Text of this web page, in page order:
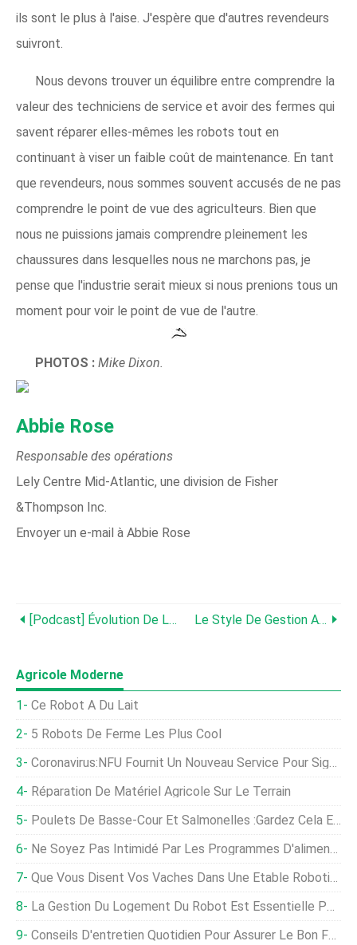
ils sont le plus à l'aise. J'espère que d'autres revendeurs
suivront.
Nous devons trouver un équilibre entre comprendre la
valeur des techniciens de service et avoir des fermes qui
savent réparer elles-mêmes les robots tout en
continuant à viser un faible coût de maintenance. En tant
que revendeurs, nous sommes souvent accusés de ne pas
comprendre le point de vue des agriculteurs. Bien que
nous ne puissions jamais comprendre pleinement les
chaussures dans lesquelles nous ne marchons pas, je
pense que l'industrie serait mieux si nous prenions tous un
moment pour voir le point de vue de l'autre.
PHOTOS : Mike Dixon.
Abbie Rose
Responsable des opérations
Lely Centre Mid-Atlantic, une division de Fisher
&Thompson Inc.
Envoyer un e-mail à Abbie Rose
[Podcast] Évolution De La Traite Robotisée – Stuart Marshall, GEA Le Style De Gestion A Un Impact Sur Les Procédures De Traite Des Salles De Traite Rotatives
Agricole Moderne
Ce Robot A Du Lait
5 Robots De Ferme Les Plus Cool
Coronavirus:NFU Fournit Un Nouveau Service Pour Signaler L'impact Du Coronavirus Sur L'agriculture
Réparation De Matériel Agricole Sur Le Terrain
Poulets De Basse-Cour Et Salmonelles :gardez Cela En Perspective
Ne Soyez Pas Intimidé Par Les Programmes D'alimentation Robotisés
Que Vous Disent Vos Vaches Dans Une Étable Robotisée ?
La Gestion Du Logement Du Robot Est Essentielle Pour Un Lait De Qualité
Conseils D'entretien Quotidien Pour Assurer Le Bon Fonctionnement Des Robots